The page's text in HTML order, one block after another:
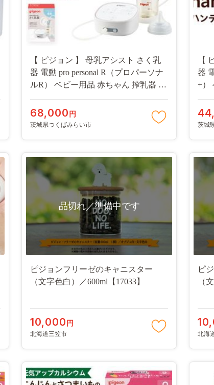
【 ピジョン 】 母乳アシスト さく乳
器 電動 pro personal R（プロパーソナ
ルR） ベビー用品 赤ちゃん 搾乳器 ハ
68,000 円
茨城県つくばみらい市
【
器
+）
茨城
品切れ／準備中です
ピジョンフリーゼのキャニスター
（文字色白）／600ml【17033】
10,000 円
北海道三笠市
ピ
（
北海